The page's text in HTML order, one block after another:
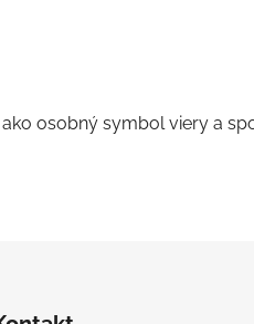
osobný symbol viery a